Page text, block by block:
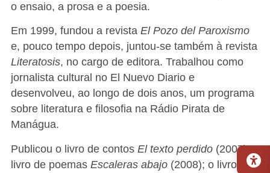
o ensaio, a prosa e a poesia.
Em 1999, fundou a revista El Pozo del Paroxismo
e, pouco tempo depois, juntou-se também à revista
Literatosis, no cargo de editora. Trabalhou como
jornalista cultural no El Nuevo Diario e
desenvolveu, ao longo de dois anos, um programa
sobre literatura e filosofia na Rádio Pirata de
Manágua.
Publicou o livro de contos El texto perdido (2007); o
livro de poemas Escaleras abajo (2008); o livro de